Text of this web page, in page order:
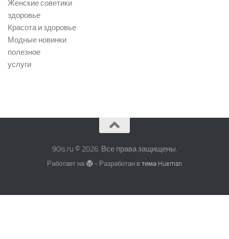
Женские советики
здоровье
Красота и здоровье
Модные новинки
полезное
услуги
90is.ru © 2026. Все права защищены.
Работает на - Разработан в тема Hueman